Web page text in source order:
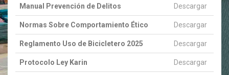
Manual Prevención de Delitos Descargar
Normas Sobre Comportamiento Ético Descargar
Reglamento Uso de Bicicletero 2025 Descargar
Protocolo Ley Karin Descargar